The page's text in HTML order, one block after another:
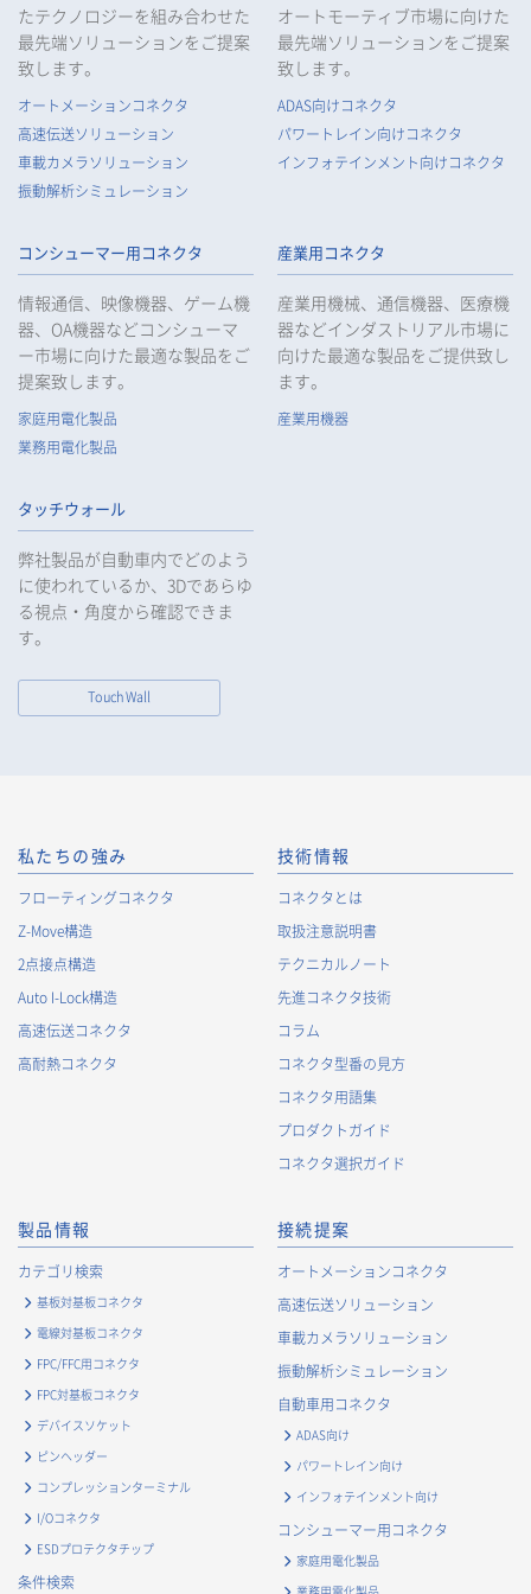
たテクノロジーを組み合わせた
最先端ソリューションをご提案
致します。
オートメーションコネクタ
高速伝送ソリューション
車載カメラソリューション
振動解析シミュレーション
オートモーティブ市場に向けた
最先端ソリューションをご提案
致します。
ADAS向けコネクタ
パワートレイン向けコネクタ
インフォテインメント向けコネクタ
コンシューマー用コネクタ
情報通信、映像機器、ゲーム機
器、OA機器などコンシューマ
ー市場に向けた最適な製品をご
提案致します。
家庭用電化製品
業務用電化製品
産業用コネクタ
産業用機械、通信機器、医療機
器などインダストリアル市場に
向けた最適な製品をご提供致し
ます。
産業用機器
タッチウォール
弊社製品が自動車内でどのよう
に使われているか、3Dであらゆ
る視点・角度から確認できま
す。
Touch Wall
私たちの強み
フローティングコネクタ
Z-Move構造
2点接点構造
Auto I-Lock構造
高速伝送コネクタ
高耐熱コネクタ
技術情報
コネクタとは
取扱注意説明書
テクニカルノート
先進コネクタ技術
コラム
コネクタ型番の見方
コネクタ用語集
プロダクトガイド
コネクタ選択ガイド
製品情報
カテゴリ検索
基板対基板コネクタ
電線対基板コネクタ
FPC/FFC用コネクタ
FPC対基板コネクタ
デバイスソケット
ピンヘッダー
コンプレッションターミナル
I/Oコネクタ
ESDプロテクタチップ
条件検索
接続提案
オートメーションコネクタ
高速伝送ソリューション
車載カメラソリューション
振動解析シミュレーション
自動車用コネクタ
ADAS向け
パワートレイン向け
インフォテインメント向け
コンシューマー用コネクタ
家庭用電化製品